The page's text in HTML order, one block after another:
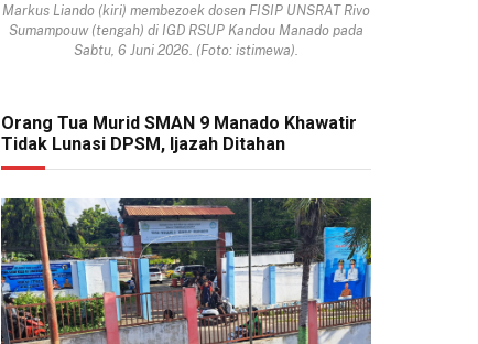
Markus Liando (kiri) membezoek dosen FISIP UNSRAT Rivo
Sumampouw (tengah) di IGD RSUP Kandou Manado pada
Sabtu, 6 Juni 2026. (Foto: istimewa).
Orang Tua Murid SMAN 9 Manado Khawatir
Tidak Lunasi DPSM, Ijazah Ditahan